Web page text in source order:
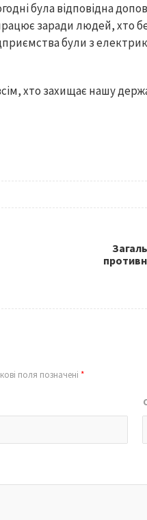
була відповідна
заради людей, хто
були з
хто захищає нашу
поля позначені*